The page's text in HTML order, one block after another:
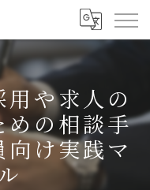
や求人の
めの相談手
け実践マ